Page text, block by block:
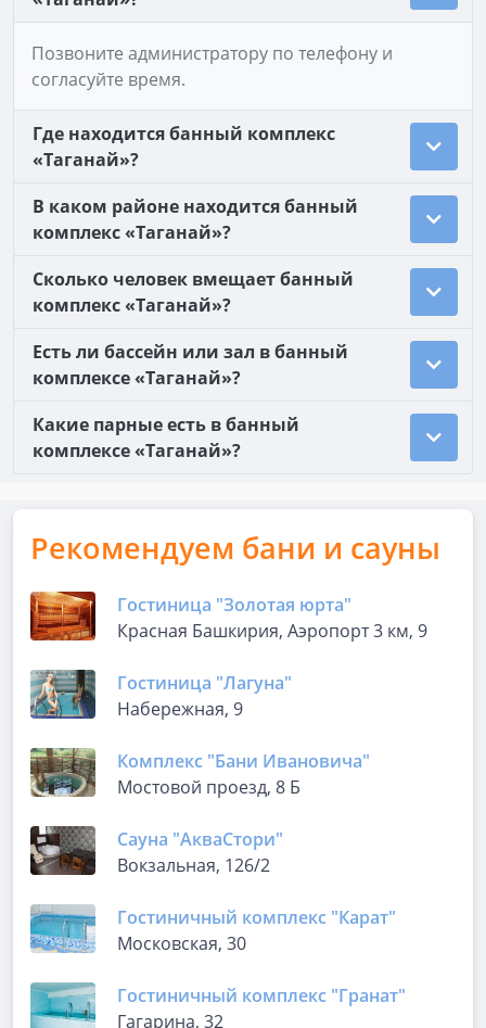
Позвоните администратору по телефону и
согласуйте время.
Где находится банный комплекс
«Таганай»?
В каком районе находится банный
комплекс «Таганай»?
Сколько человек вмещает банный
комплекс «Таганай»?
Есть ли бассейн или зал в банный
комплексе «Таганай»?
Какие парные есть в банный
комплексе «Таганай»?
Рекомендуем бани и сауны
Гостиница "Золотая юрта"
Красная Башкирия, Аэропорт 3 км, 9
Гостиница "Лагуна"
Набережная, 9
Комплекс "Бани Ивановича"
Мостовой проезд, 8 Б
Сауна "АкваСтори"
Вокзальная, 126/2
Гостиничный комплекс "Карат"
Московская, 30
Гостиничный комплекс "Гранат"
Гагарина, 32